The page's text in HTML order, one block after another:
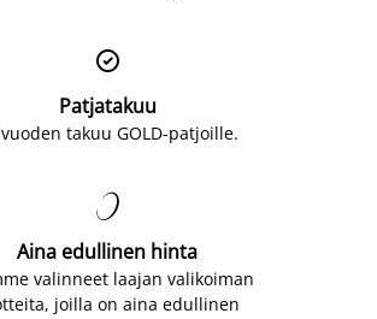

Patjatakuu
takuu GOLD-patjoille.

Aina edullinen hinta
valinneet laajan valikoiman
joilla on aina edullinen